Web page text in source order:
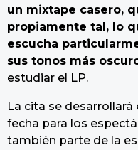
un mixtape casero,
propiamente tal, lo
escucha
sus tonos más
estudiar el LP.
La cita se
fecha para los
también parte de la